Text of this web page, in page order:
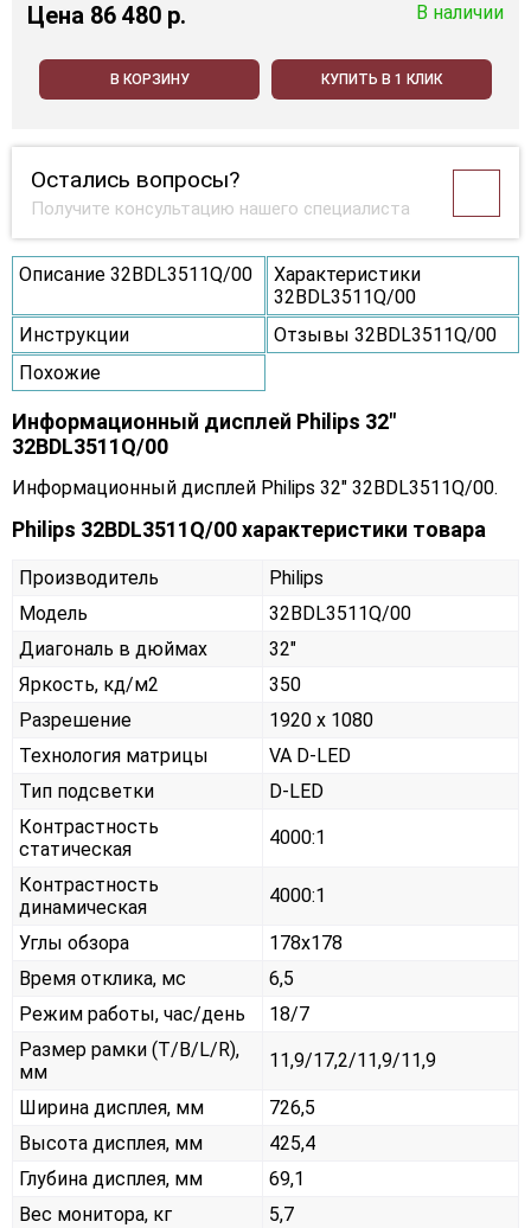
Цена 86 480 p. В наличии
В КОРЗИНУ КУПИТЬ В 1 КЛИК
Остались вопросы?
Получите консультацию нашего специалиста
Описание 32BDL3511Q/00
Характеристики
32BDL3511Q/00
Инструкции
Отзывы 32BDL3511Q/00
Похожие
Информационный дисплей Philips 32"
32BDL3511Q/00
Информационный дисплей Philips 32" 32BDL3511Q/00.
Philips 32BDL3511Q/00 характеристики товара
Производитель
Philips
Модель
32BDL3511Q/00
Диагональ в дюймах
32"
Яркость, кд/м2
350
Разрешение
1920 x 1080
Технология матрицы
VA D-LED
Тип подсветки
D-LED
Контрастность
статическая
4000:1
Контрастность
динамическая
4000:1
Углы обзора
178x178
Время отклика, мс
6,5
Режим работы, час/день
18/7
Размер рамки (T/B/L/R),
мм
11,9/17,2/11,9/11,9
Ширина дисплея, мм
726,5
Высота дисплея, мм
425,4
Глубина дисплея, мм
69,1
Вес монитора, кг
5,7